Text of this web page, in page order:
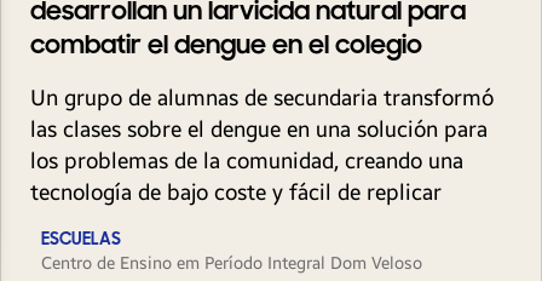
desarrollan un larvicida natural para
combatir el dengue en el colegio
Un grupo de alumnas de secundaria transformó
las clases sobre el dengue en una solución para
los problemas de la comunidad, creando una
tecnología de bajo coste y fácil de replicar
ESCUELAS
Centro de Ensino em Período Integral Dom Veloso